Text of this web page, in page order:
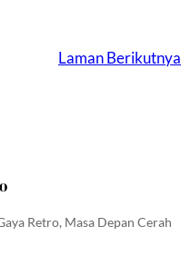
Laman Berikutnya
Retro, Masa Depan Cerah